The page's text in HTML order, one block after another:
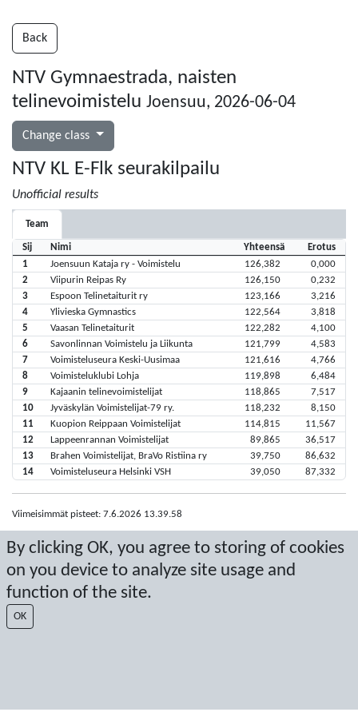
By clicking OK, you agree to storing of cookies
on you device to analyze site usage and
function of the site.
OK
Back
NTV Gymnaestrada, naisten
telinevoimistelu Joensuu, 2026-06-04
Change class
NTV KL E-Flk seurakilpailu
Unofficial results
Team
Sij Nimi Yhteensä
Erotus
1
Joensuun Kataja ry - Voimistelu 126,382
0,000
2
Viipurin Reipas Ry 126,150
0,232
3
Espoon Telinetaiturit ry 123,166
3,216
4
Ylivieska Gymnastics 122,564
3,818
5
Vaasan Telinetaiturit 122,282
4,100
6
Savonlinnan Voimistelu ja Liikunta 121,799
4,583
7
Voimisteluseura Keski-Uusimaa 121,616
4,766
8
Voimisteluklubi Lohja 119,898
6,484
9
Kajaanin telinevoimistelijat 118,865
7,517
10
Jyväskylän Voimistelijat-79 ry. 118,232
8,150
11
Kuopion Reippaan Voimistelijat 114,815
11,567
12
Lappeenrannan Voimistelijat 89,865
36,517
13
Brahen Voimistelijat, BraVo Ristiina ry 39,750
86,632
14
Voimisteluseura Helsinki VSH 39,050 87,332
Viimeisimmät pisteet: 7.6.2026 13.39.58
Score by Sport Event Systems www.sporteventsystems.se
Last Update: 8.8.2026 8.08.44
SX
© 2026 Sport Event Systems/TH Systems AB. All content and data are
protected by copyright. No copying or redistribution allowed without prior